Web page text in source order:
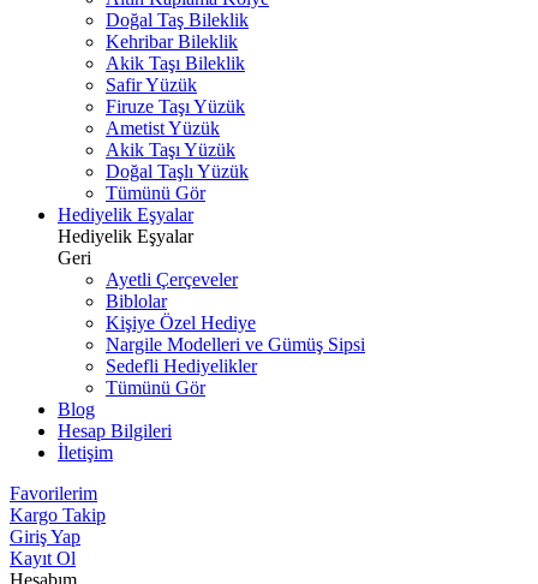
Doğal Taş Bileklik
Kehribar Bileklik
Akik Taşı Bileklik
Safir Yüzük
Firuze Taşı Yüzük
Ametist Yüzük
Akik Taşı Yüzük
Doğal Taşlı Yüzük
Tümünü Gör
Hediyelik Eşyalar
Hediyelik Eşyalar
Geri
Ayetli Çerçeveler
Biblolar
Kişiye Özel Hediye
Nargile Modelleri ve Gümüş Sipsi
Sedefli Hediyelikler
Tümünü Gör
Blog
Hesap Bilgileri
İletişim
Favorilerim
Kargo Takip
Giriş Yap
Kayıt Ol
Hesabım